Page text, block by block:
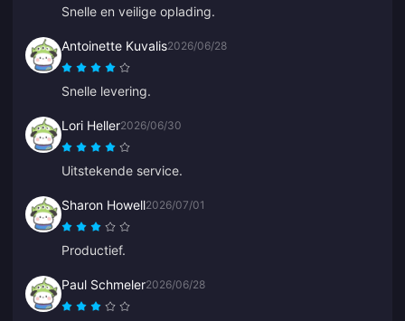
Snelle en veilige oplading.
Antoinette Kuvalis2026/06/28
Snelle levering.
Lori Heller2026/06/30
Uitstekende service.
Sharon Howell2026/07/01
Productief.
Paul Schmeler2026/06/28